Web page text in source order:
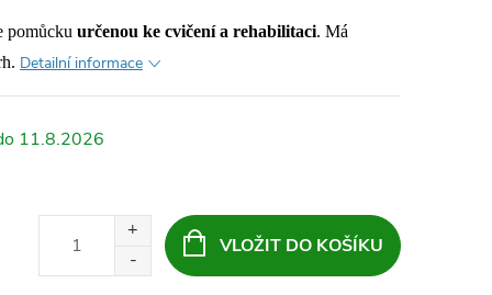
pomůcku určenou ke cvičení a rehabilitaci. Má
Detailní informace
11.8.2026
VLOŽIT DO KOŠÍKU